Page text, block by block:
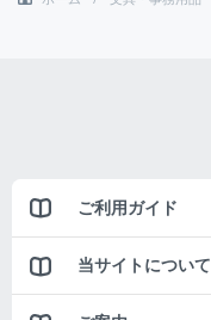
ご利用ガイド
当サイトについて